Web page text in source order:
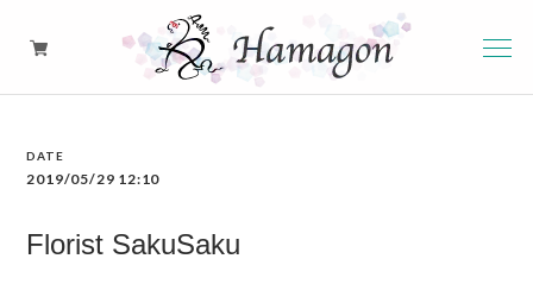
Florist SakuSaku
2019/05/29 12:10